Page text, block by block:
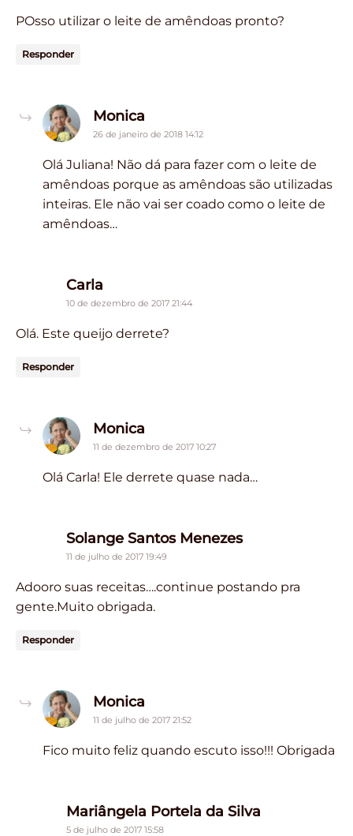
POsso utilizar o leite de amêndoas pronto?
Responder
Monica
26 de janeiro de 2018 14:12
Olá Juliana! Não dá para fazer com o leite de
amêndoas porque as amêndoas são utilizadas
inteiras. Ele não vai ser coado como o leite de
amêndoas…
Carla
10 de dezembro de 2017 21:44
Olá. Este queijo derrete?
Responder
Monica
11 de dezembro de 2017 10:27
Olá Carla! Ele derrete quase nada…
Solange Santos Menezessays:
11 de julho de 2017 19:49
Adooro suas receitas….continue postando pra
gente.Muito obrigada.
Responder
Monica
11 de julho de 2017 21:52
Fico muito feliz quando escuto isso!!! Obrigada
Mariângela Portela da Silva
5 de julho de 2017 15:58